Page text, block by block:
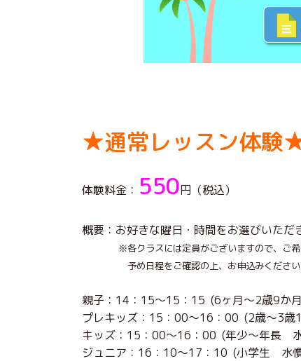
★通常レッスン体験
体験料金： 550円（税込）
概要：お好きな曜日・時間をお選びいただ
※各クラスには定員がございますので、ご希
予め日程をご確認の上、お申込みください
親子：14：15～15：15 (6ヶ月～2歳9
プレキッズ：15：00～16：00 (2歳～3
キッズ：15：00～16：00 (年少～年長
ジュニア：16：10～17：10 (小学生